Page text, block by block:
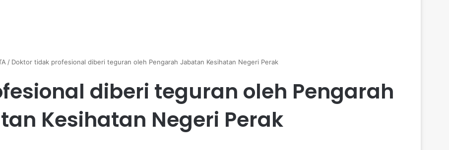
/ Doktor tidak profesional diberi teguran oleh Pengarah Jabatan Kesihatan Negeri Perak
diberi teguran oleh Pengarah
Kesihatan Negeri Perak